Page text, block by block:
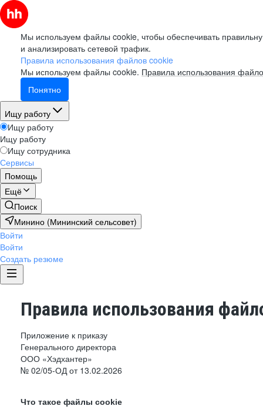
Мы используем файлы cookie, чтобы обеспечивать
и анализировать сетевой трафик.
Правила использования файлов cookie
Мы используем файлы cookie. Правила использования
Понятно
Ищу работу
Ищу работу
Ищу работу
Ищу сотрудника
Сервисы
Помощь
Ещё
Поиск
Минино (Мининский сельсовет)
Войти
Войти
Создать резюме
Правила использования
Приложение к приказу
Генерального директора
ООО «Хэдхантер»
№ 02/05-ОД от 13.02.2026
Что такое файлы cookie